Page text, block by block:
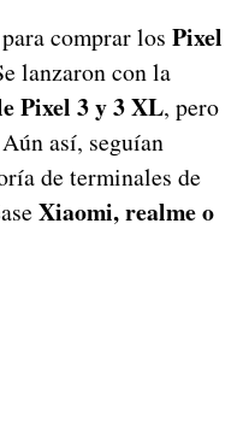
comprar los Pixel
lanzaron con la
Pixel 3 y 3 XL, pero
así, seguían
de terminales de
Xiaomi, realme o